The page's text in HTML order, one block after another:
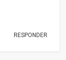
RESPONDER